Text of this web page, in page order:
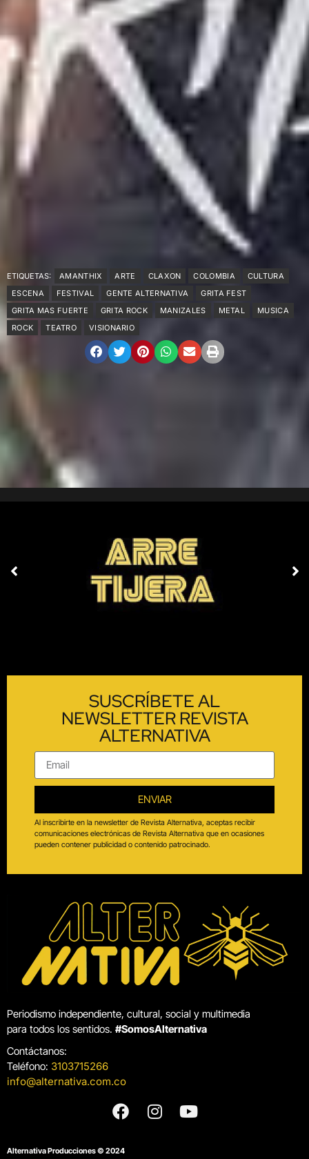
ETIQUETAS: AMANTHIX ARTE CLAXON COLOMBIA
CULTURA
ESCENA
FESTIVAL GENTE ALTERNATIVA
GRITA FEST
GRITA MAS FUERTE
GRITA ROCK MANIZALES METAL
MUSICA
ROCK
TEATRO VISIONARIO
SUSCRÍBETE AL
NEWSLETTER REVISTA
ALTERNATIVA
ENVIAR
Al inscribirte en la newsletter de Revista Alternativa, aceptas recibir
comunicaciones electrónicas de Revista Alternativa que en ocasiones
pueden contener publicidad o contenido patrocinado.
Periodismo independiente, cultural, social y multimedia
para todos los sentidos. #SomosAlternativa
Contáctanos:
Teléfono: 3103715266
info@alternativa.com.co
Alternativa Producciones © 2024